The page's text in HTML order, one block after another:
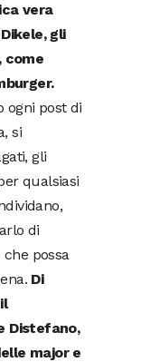
vera
gli
come
ogni post di
si
gli
qualsiasi
di
possa
Di
Distefano,
major e